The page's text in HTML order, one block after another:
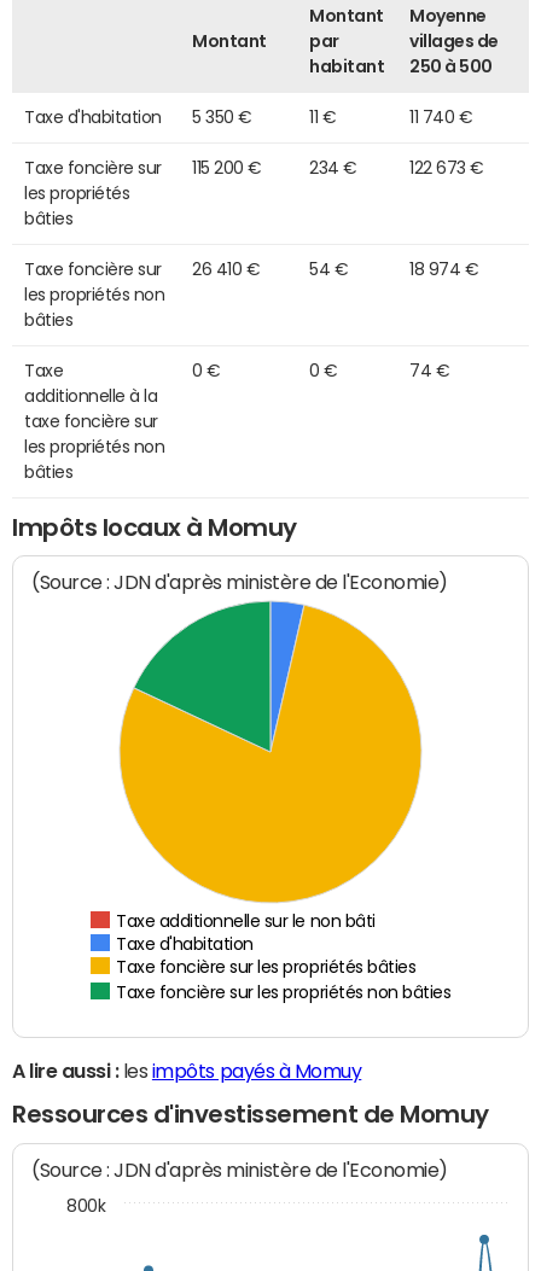
Montant
Montant
par
habitant
Moyenne
villages de
250 à 500
Taxe d'habitation 5 350 € 11 € 11 740 €
Taxe foncière sur
les propriétés
bâties
115 200 € 234 € 122 673 €
Taxe foncière sur
les propriétés non
bâties
26 410 € 54 € 18 974 €
Taxe
additionnelle à la
taxe foncière sur
les propriétés non
bâties
0 € 0 € 74 €
Impôts locaux à Momuy
(Source : JDN d'après ministère de l'Economie)
Taxe additionnelle sur le non bâti
Taxe d'habitation
Taxe foncière sur les propriétés bâties
Taxe foncière sur les propriétés non bâties
A lire aussi :les impôts payés à Momuy
Ressources d'investissement de Momuy
(Source : JDN d'après ministère de l'Economie)
800k